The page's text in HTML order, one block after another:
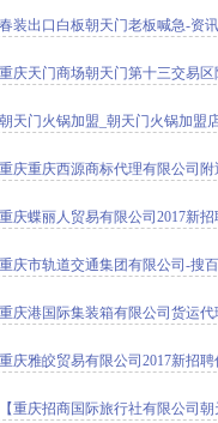
家长帮
找工作_
网
江易登网
司发行
-大
春装出口白板朝天门老板喊急-资
重庆天门商场朝天门第十三交易区
朝天门火锅加盟_朝天门火锅加盟
重庆重庆西源商标代理有限公司
重庆蝶丽人贸易有限公司2017新
重庆市轨道交通集团有限公司-搜
重庆港国际集装箱有限公司货运
重庆雅皎贸易有限公司2017新招
【重庆招商国际旅行社有限公司